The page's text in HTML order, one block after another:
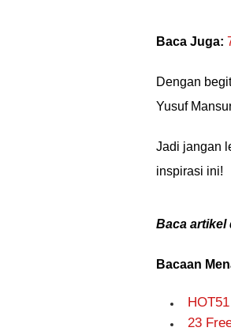
Baca Juga:
Dengan
Yusuf
Jadi jangan
inspirasi ini!
Baca artikel
Bacaan
23